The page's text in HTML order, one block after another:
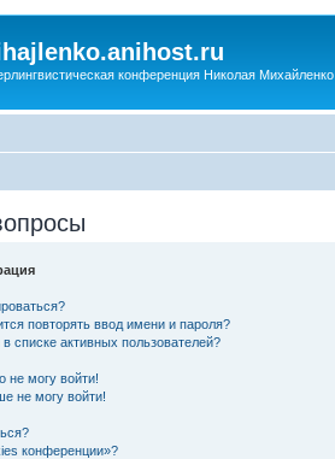
конференция Николая Михайленко
повторять ввод имени и пароля?
списке активных пользователей?
не могу войти!
не могу войти!
конференции»?